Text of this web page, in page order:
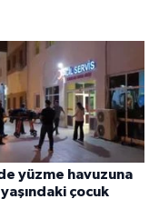
yüzme havuzuna
çocuk